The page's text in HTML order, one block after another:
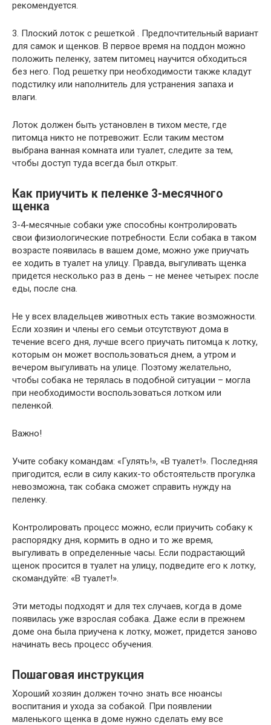
рекомендуется.
3. Плоский лоток с решеткой . Предпочтительный вариант
для самок и щенков. В первое время на поддон можно
положить пеленку, затем питомец научится обходиться
без него. Под решетку при необходимости также кладут
подстилку или наполнитель для устранения запаха и
влаги.
Лоток должен быть установлен в тихом месте, где
питомца никто не потревожит. Если таким местом
выбрана ванная комната или туалет, следите за тем,
чтобы доступ туда всегда был открыт.
Как приучить к пеленке 3-месячного
щенка
3-4-месячные собаки уже способны контролировать
свои физиологические потребности. Если собака в таком
возрасте появилась в вашем доме, можно уже приучать
ее ходить в туалет на улицу. Правда, выгуливать щенка
придется несколько раз в день – не менее четырех: после
еды, после сна.
Не у всех владельцев животных есть такие возможности.
Если хозяин и члены его семьи отсутствуют дома в
течение всего дня, лучше всего приучать питомца к лотку,
которым он может воспользоваться днем, а утром и
вечером выгуливать на улице. Поэтому желательно,
чтобы собака не терялась в подобной ситуации – могла
при необходимости воспользоваться лотком или
пеленкой.
Важно!
Учите собаку командам: «Гулять!», «В туалет!». Последняя
пригодится, если в силу каких-то обстоятельств прогулка
невозможна, так собака сможет справить нужду на
пеленку.
Контролировать процесс можно, если приучить собаку к
распорядку дня, кормить в одно и то же время,
выгуливать в определенные часы. Если подрастающий
щенок просится в туалет на улицу, подведите его к лотку,
скомандуйте: «В туалет!».
Эти методы подходят и для тех случаев, когда в доме
появилась уже взрослая собака. Даже если в прежнем
доме она была приучена к лотку, может, придется заново
начинать весь процесс обучения.
Пошаговая инструкция
Хороший хозяин должен точно знать все нюансы
воспитания и ухода за собакой. При появлении
маленького щенка в доме нужно сделать ему все